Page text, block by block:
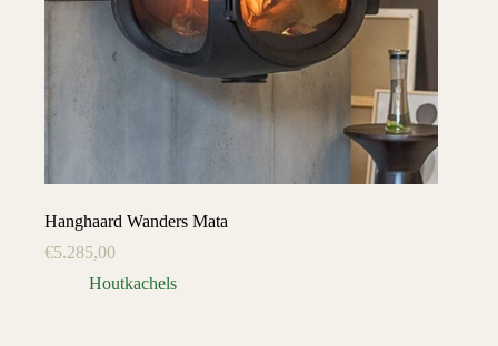
Hanghaard Wanders Mata
€5.285,00
Houtkachels